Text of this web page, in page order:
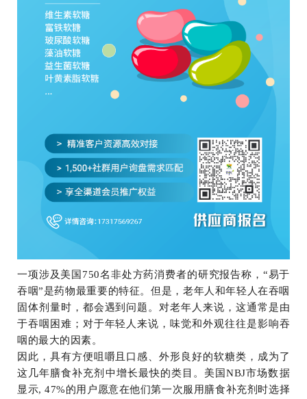
一项涉及美国750名非处方药消费者的研究报告称，“易于
吞咽”是药物最重要的特征。但是，老年人和年轻人在吞咽
固体剂量时，都会遇到问题。对老年人来说，这通常是由
于吞咽困难；对于年轻人来说，味觉和外观往往是影响吞
咽的最大的因素。
因此，具有方便咀嚼且口感、外形良好的软糖类，成为了
这几年膳食补充剂中增长最快的类目。美国NBJ市场数据
显示, 47%的用户愿意在他们第一次服用膳食补充剂时选择